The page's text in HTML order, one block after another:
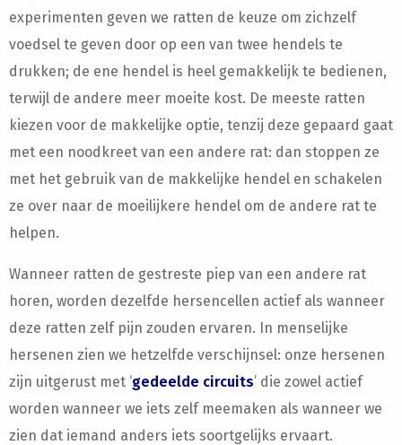
experimenten geven we ratten de keuze om zichzelf
voedsel te geven door op een van twee hendels te
drukken; de ene hendel is heel gemakkelijk te bedienen,
terwijl de andere meer moeite kost. De meeste ratten
kiezen voor de makkelijke optie, tenzij deze gepaard gaat
met een noodkreet van een andere rat: dan stoppen ze
met het gebruik van de makkelijke hendel en schakelen
ze over naar de moeilijkere hendel om de andere rat te
helpen.
Wanneer ratten de gestreste piep van een andere rat
horen, worden dezelfde hersencellen actief als wanneer
deze ratten zelf pijn zouden ervaren. In menselijke
hersenen zien we hetzelfde verschijnsel: onze hersenen
zijn uitgerust met ‘gedeelde circuits’ die zowel actief
worden wanneer we iets zelf meemaken als wanneer we
zien dat iemand anders iets soortgelijks ervaart.